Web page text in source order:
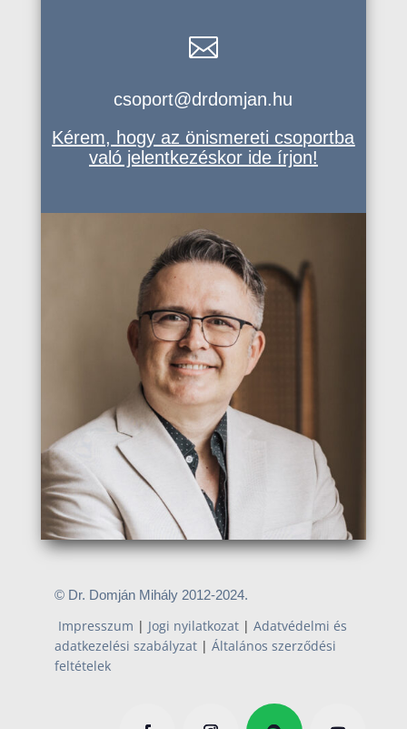

csoport@drdomjan.hu
Kérem, hogy az önismereti csoportba
való jelentkezéskor ide írjon!
© Dr. Domján Mihály 2012-2024.
Impresszum | Jogi nyilatkozat| Adatvédelmi és
adatkezelési szabályzat| Általános szerződési
feltételek